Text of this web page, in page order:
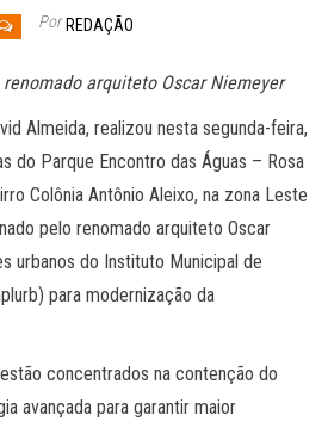
Por REDAÇÃO
arquiteto Oscar Niemeyer
Almeida, realizou nesta segunda-feira,
do Parque Encontro das Águas – Rosa
Colônia Antônio Aleixo, na zona Leste
pelo renomado arquiteto Oscar
urbanos do Instituto Municipal de
para modernização da
concentrados na contenção do
avançada para garantir maior